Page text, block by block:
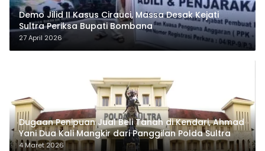
Demo Jilid II Kasus Cirauci, Massa Desak Kejati
Sultra Periksa Bupati Bombana
27 April 2026
Dugaan Penipuan Jual Beli Tanah di Kendari, Ahmad
Yani Dua Kali Mangkir dari Panggilan Polda Sultra
4 Maret 2026